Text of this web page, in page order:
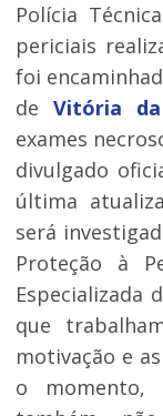
Polícia
periciais
foi
de Vitória
exames
divulgado
última
será
Proteção à
Especializada
que
motivação e
o momento,